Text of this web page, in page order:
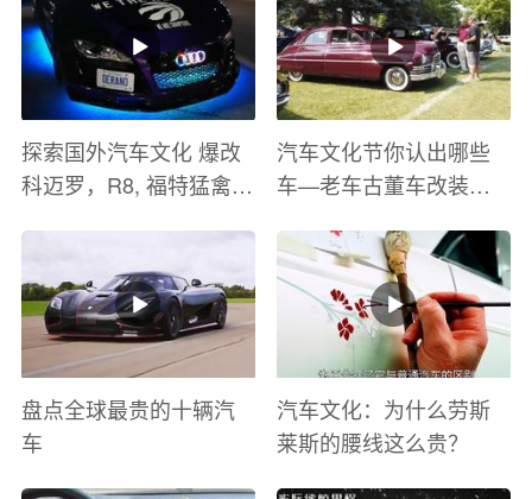
探索国外汽车文化 爆改
科迈罗，R8, 福特猛禽
汽车文化节你认出哪些
车—老车古董车改装车
盘点全球最贵的十辆汽
车
汽车文化：为什么劳斯
莱斯的腰线这么贵？